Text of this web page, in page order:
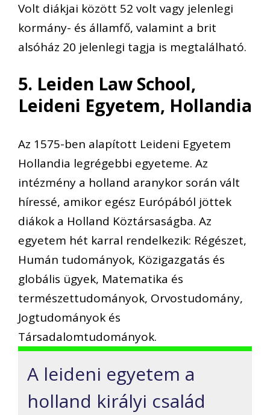
Volt diákjai között 52 volt vagy jelenlegi
kormány- és államfő, valamint a brit
alsóház 20 jelenlegi tagja is megtalálható.
5. Leiden Law School,
Leideni Egyetem, Hollandia
Az 1575-ben alapított Leideni Egyetem
Hollandia legrégebbi egyeteme. Az
intézmény a holland aranykor során vált
híressé, amikor egész Európából jöttek
diákok a Holland Köztársaságba. Az
egyetem hét karral rendelkezik: Régészet,
Humán tudományok, Közigazgatás és
globális ügyek, Matematika és
természettudományok, Orvostudomány,
Jogtudományok és
Társadalomtudományok.
A leideni egyetem a
holland királyi család